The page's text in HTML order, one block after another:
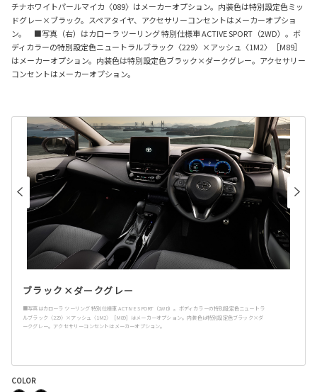
チナホワイトパールマイカ〈089〉はメーカーオプション。内装色は特別設定色ミッ
ドグレー×ブラック。スペアタイヤ、アクセサリーコンセントはメーカーオプショ
ン。 ■写真（右）はカローラ ツーリング 特別仕様車 ACTIVE SPORT（2WD）。ボ
ディカラーの特別設定色ニュートラルブラック〈229〉×アッシュ〈1M2〉［M89］
はメーカーオプション。内装色は特別設定色ブラック×ダークグレー。アクセサリー
コンセントはメーカーオプション。
ブラック×ダークグレー
■写真はカローラ ツーリング 特別仕様車 ACTIVE SPORT（2WD）。ボディカラーの特別設定色ニュートラ
ルブラック〈229〉×アッシュ〈1M2〉［M89］はメーカーオプション。内装色は特別設定色ブラック×ダ
ークグレー。アクセサリーコンセントはメーカーオプション。
COLOR